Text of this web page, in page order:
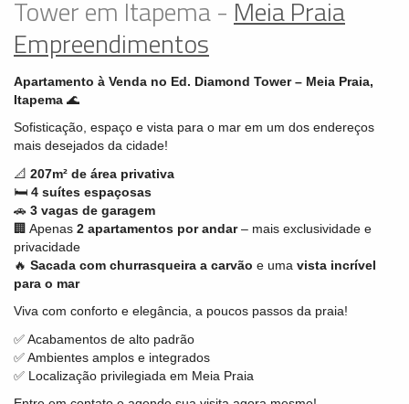
Tower em Itapema - Meia Praia
Empreendimentos
Apartamento à Venda no Ed. Diamond Tower – Meia Praia,
Itapema 🌊
Sofisticação, espaço e vista para o mar em um dos endereços
mais desejados da cidade!
📐 207m² de área privativa
🛏 4 suítes espaçosas
🚗 3 vagas de garagem
🏢 Apenas 2 apartamentos por andar– mais exclusividade e
privacidade
🔥 Sacada com churrasqueira a carvão e uma vista incrível
para o mar
Viva com conforto e elegância, a poucos passos da praia!
✅ Acabamentos de alto padrão
✅ Ambientes amplos e integrados
✅ Localização privilegiada em Meia Praia